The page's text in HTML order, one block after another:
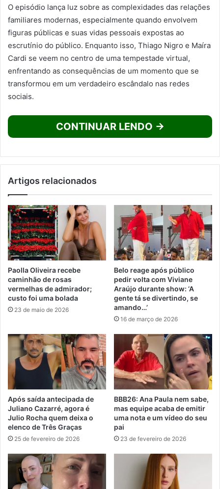
O episódio lança luz sobre as complexidades das relações
familiares modernas, especialmente quando envolvem
figuras públicas e suas vidas pessoais expostas ao
escrutínio do público. Enquanto isso, Thiago Nigro e Maíra
Cardi se veem no centro de uma tempestade virtual,
enfrentando as consequências de um momento que se
transformou em um verdadeiro escândalo nas redes
sociais.
CONTINUAR LENDO →
Artigos relacionados
Paolla Oliveira recebe
caminhão de rosas
vermelhas de admirador;
custo foi uma bolada
23 de maio de 2026
Belo reage após público
pedir volta com Viviane
Araújo durante show: ‘A
gente tá se divertindo, se
amando…’
16 de março de 2026
Após saída antecipada de
Juliano Cazarré, agora é
Julio Rocha quem deixa o
elenco de Três Graças
25 de fevereiro de 2026
BBB26: Ana Paula nem sabe,
mas equipe acaba de emitir
uma nota e um vídeo do seu
pai
23 de fevereiro de 2026